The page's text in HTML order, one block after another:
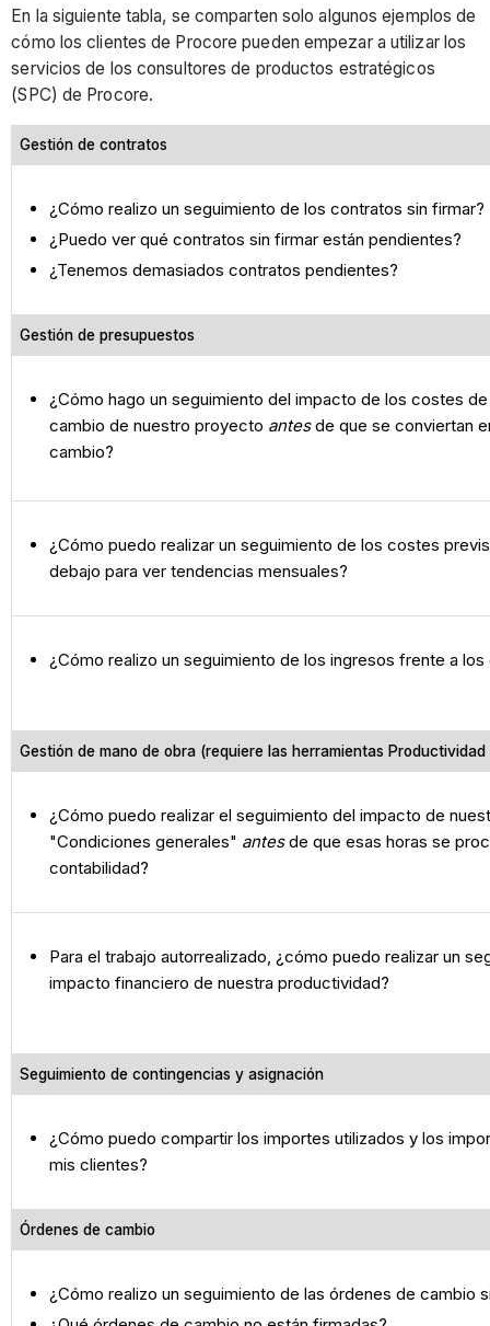
En la siguiente tabla, se comparten solo algunos ejemplos de
cómo los clientes de Procore pueden empezar a utilizar los
servicios de los consultores de productos estratégicos
(SPC) de Procore.
Gestión de contratos
¿Cómo realizo un seguimiento de los contratos sin firmar?
¿Puedo ver qué contratos sin firmar están pendientes?
¿Tenemos demasiados contratos pendientes?
Gestión de presupuestos
¿Cómo hago un seguimiento del impacto de los costes
cambio de nuestro proyecto antesde que se conviertan
cambio?
¿Cómo puedo realizar un seguimiento de los costes
debajo para ver tendencias mensuales?
¿Cómo realizo un seguimiento de los ingresos frente a
Gestión de mano de obra (requiere las herramientas
¿Cómo puedo realizar el seguimiento del impacto de
"Condiciones generales" antesde que esas horas se
contabilidad?
Para el trabajo autorrealizado, ¿cómo puedo realizar un
impacto financiero de nuestra productividad?
Seguimiento de contingencias y asignación
¿Cómo puedo compartir los importes utilizados y los
mis clientes?
Órdenes de cambio
¿Cómo realizo un seguimiento de las órdenes de cambio